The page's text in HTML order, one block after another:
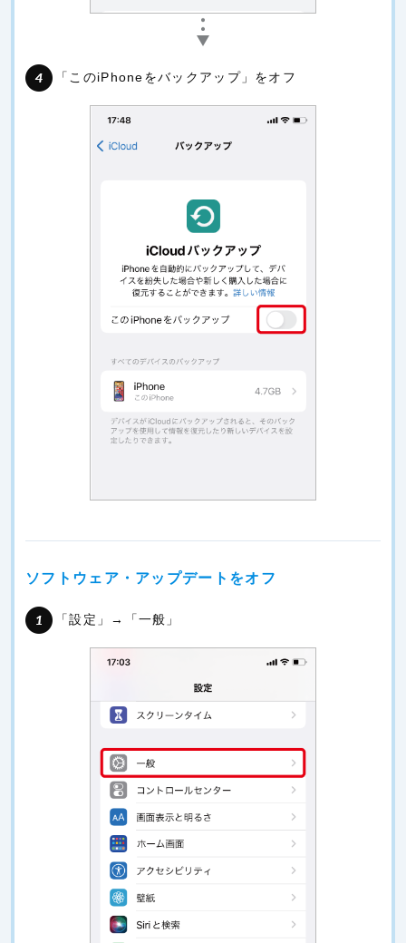
「このiPhoneをバックアップ」をオフ
ソフトウェア・アップデートをオフ
「設定」→「一般」